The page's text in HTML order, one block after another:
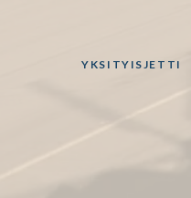
YKSITYISJETTI